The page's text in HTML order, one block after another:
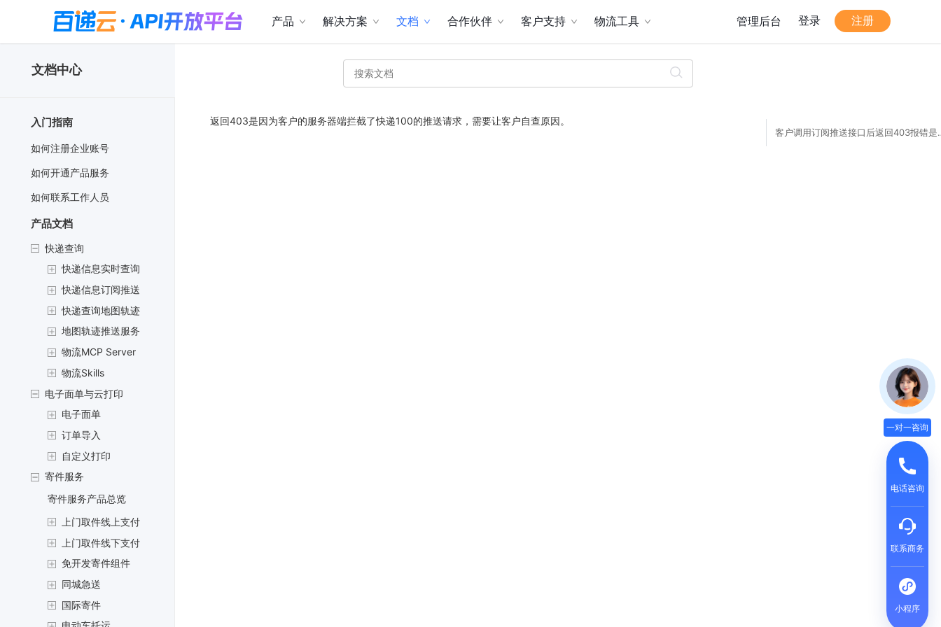
产品 解决方案 文档 合作伙伴 客户支持 物流工具 管理后台 登录 注册
文档中心
入门指南
如何注册企业账号
如何开通产品服务
如何联系工作人员
产品文档
快递查询
快递信息实时查询
快递信息订阅推送
快递查询地图轨迹
地图轨迹推送服务
物流MCP Server
物流Skills
电子面单与云打印
电子面单
订单导入
自定义打印
寄件服务
寄件服务产品总览
上门取件线上支付
上门取件线下支付
免开发寄件组件
同城急送
国际寄件
返回403是因为客户的服务器端拦截了快递100的推送请求，需要让客户自查原因。
客户调用订
一对一咨询
电话咨询
联系商务
小程序